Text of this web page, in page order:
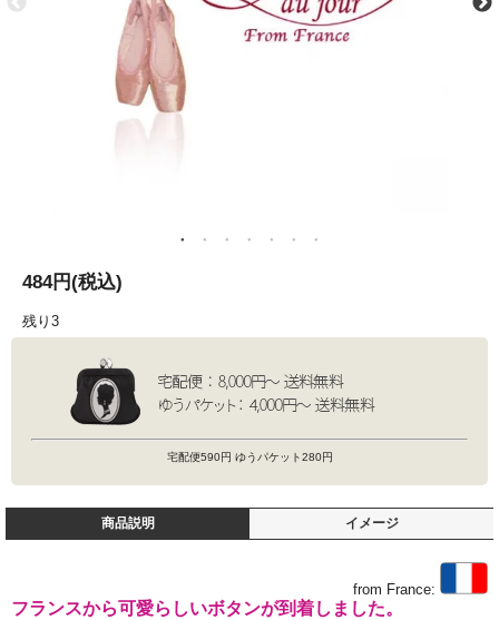
484円(税込)
残り3
宅配便590円 ゆうパケット280円
商品説明 イメージ
from France:
フランスから可愛らしいボタンが到着しました。